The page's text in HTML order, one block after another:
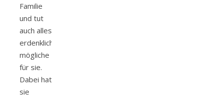
Familie
und tut
auch alles
erdenklich
mögliche
für sie.
Dabei hat
sie